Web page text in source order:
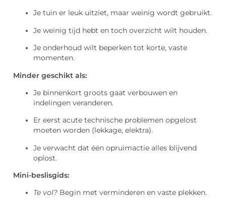
Je tuin er leuk uitziet, maar weinig wordt gebruikt.
Je weinig tijd hebt en toch overzicht wilt houden.
Je onderhoud wilt beperken tot korte, vaste
momenten.
Minder geschikt als:
Je binnenkort groots gaat verbouwen en
indelingen veranderen.
Er eerst acute technische problemen opgelost
moeten worden (lekkage, elektra).
Je verwacht dat één opruimactie alles blijvend
oplost.
Mini-beslisgids:
Te vol? Begin met verminderen en vaste plekken.